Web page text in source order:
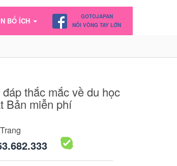
BỔ ÍCH
GOTOJAPAN
NỐI VÒNG TAY LỚN
đáp thắc mắc về du học
Bản miễn phí